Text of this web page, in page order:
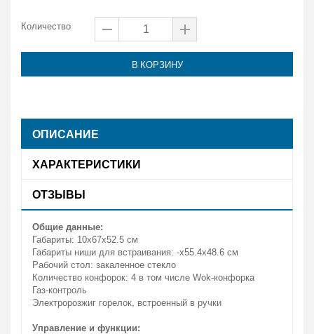
Количество
В КОРЗИНУ
ОПИСАНИЕ
ХАРАКТЕРИСТИКИ
ОТЗЫВЫ
Общие данные:
Габариты: 10х67x52.5 см
Габариты ниши для встраивания: -x55.4x48.6 см
Рабочий стол: закаленное стекло
Количество конфорок: 4 в том числе Wok-конфорка
Газ-контроль
Электророзжиг горелок, встроенный в ручки
Управление и функции: